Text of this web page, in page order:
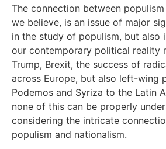
The connection between
we believe, is an issue of major
in the study of populism, but also
our contemporary political reality
Trump, Brexit, the success of
across Europe, but also left-wing
Podemos and Syriza to the Latin
none of this can be properly
considering the intricate
populism and nationalism.